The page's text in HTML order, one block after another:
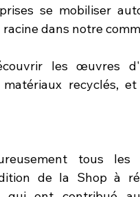
se mobiliser
dans notre
les œuvres
recyclés,
tous les
de la Shop à